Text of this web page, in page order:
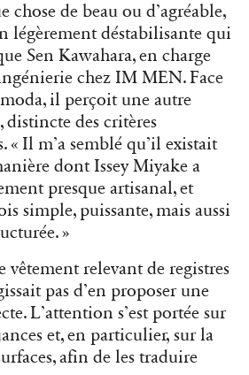
chose de beau ou d’agréable,
légèrement déstabilisante qui
Sen Kawahara, en charge
chez IM MEN. Face
il perçoit une autre
distincte des critères
« Il m’a semblé qu’il existait
dont Issey Miyake a
presque artisanal, et
simple, puissante, mais aussi
»
vêtement relevant de registres
pas d’en proposer une
L’attention s’est portée sur
et, en particulier, sur la
afin de les traduire